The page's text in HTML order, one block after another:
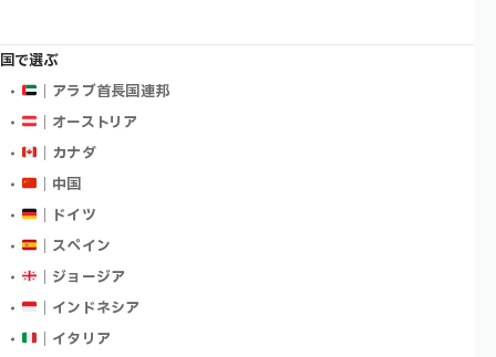
国で選ぶ
｜アラブ首長国連邦
｜オーストリア
｜カナダ
｜中国
｜ドイツ
｜スペイン
｜ジョージア
｜インドネシア
｜イタリア